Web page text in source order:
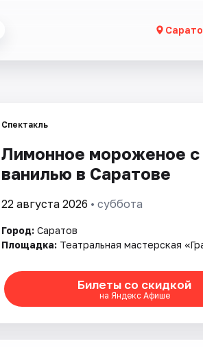
Спектакль
Лимонное мороженое с
ванилью в Саратове
22 августа 2026 • суббота
Город: Саратов
Площадка: Театральная мастерская
Билеты со скидкой
на Яндекс Афише